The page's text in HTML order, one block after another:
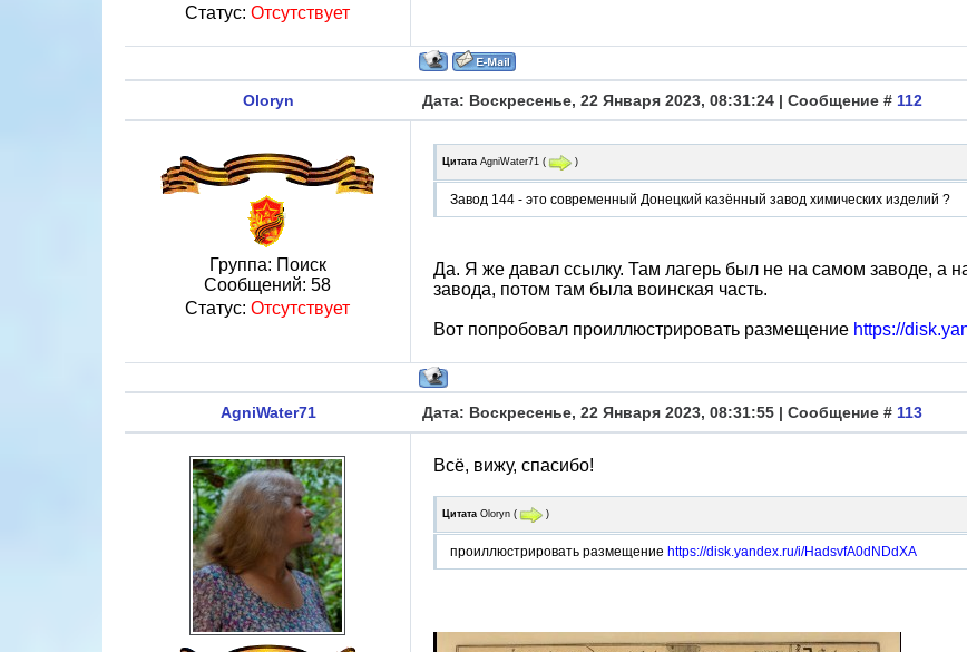
Статус: Отсутствует
Oloryn Дата: Воскресенье, 22 Января 2023, 08:31:24 | Сообщение # 112
Группа: Поиск
Сообщений: 58
Статус: Отсутствует
Цитата AgniWater71 ( )
Завод 144 - это современный Донецкий казённый завод химических изделий ?
Да. Я же давал ссылку. Там лагерь был не на самом заводе, а
завода, потом там была воинская часть.
Вот попробовал проиллюстрировать размещение https://
AgniWater71 Дата: Воскресенье, 22 Января 2023, 08:31:55 | Сообщение # 113
Всё, вижу, спасибо!
Цитата Oloryn ( )
проиллюстрировать размещение https://disk.yandex.ru/i/HadsvfA0dNDdXA